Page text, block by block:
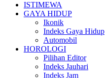
ISTIMEWA
GAYA HIDUP
Ikonik
Indeks Gaya Hidup
Automobil
HOROLOGI
Pilihan Editor
Indeks Jauhari
Indeks Jam